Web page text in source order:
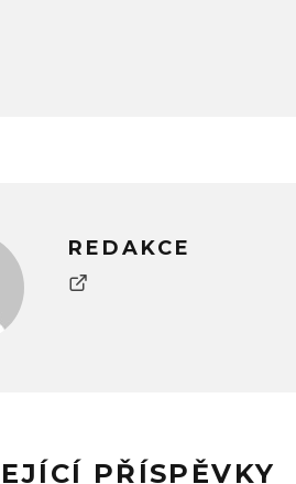
REDAKCE
PŘÍSPĚVKY